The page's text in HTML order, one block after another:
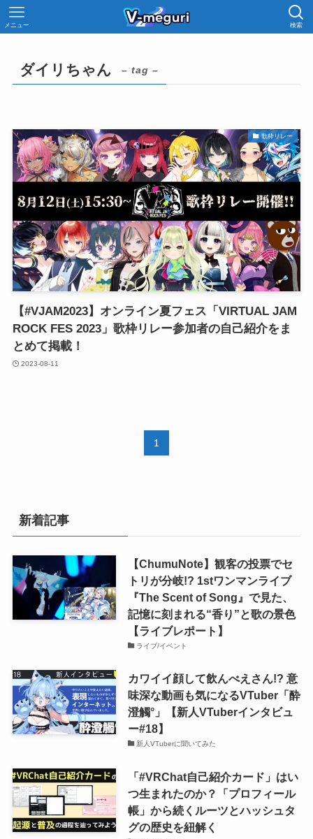
検索
メニュー
ダイリちゃん – tag –
歌枠リレー
【#VJAM2023】オンライン夏フェス「VIRTUAL JAM
ROCK FES 2023」歌枠リレー参加者の自己紹介をま
とめて掲載！
2023-08-11
1
新着記事
【ChumuNote】観客の投票でセ
トリが分岐!? 1stワンマンライブ
『The Scent of Song』で見た、
記憶に刻まれる“香り”と歌の景色
【ライブレポート】
ライブ/イベント
カワイイ顔して飲んべえさん!? 意
味深な動画も気になるVTuber「酔
澄觸°」【新人VTuberインタビュ
ー#18】
新人VTuberに聞いてみた
「#VRChat自己紹介カード」はい
つ生まれたのか？「プロフィール
帳」から続くルーツとハッシュタ
グの歴史を紐解く